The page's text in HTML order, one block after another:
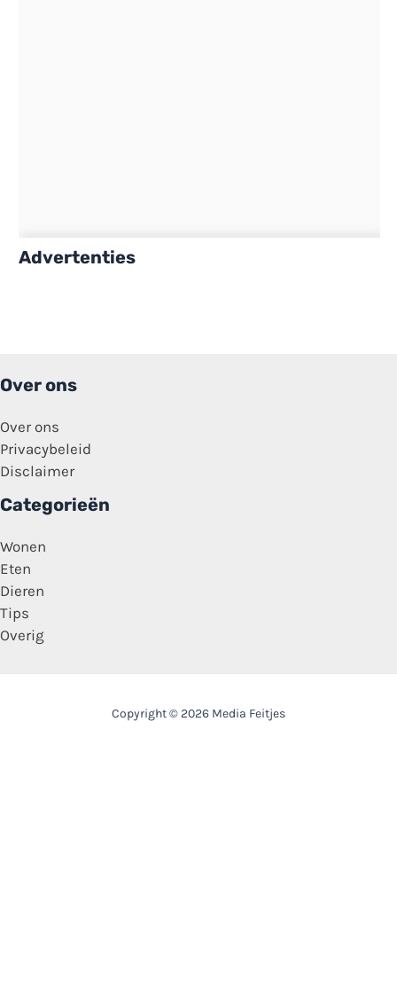
Advertenties
Over ons
Over ons
Privacybeleid
Disclaimer
Categorieën
Wonen
Eten
Dieren
Tips
Overig
Copyright © 2026 Media Feitjes